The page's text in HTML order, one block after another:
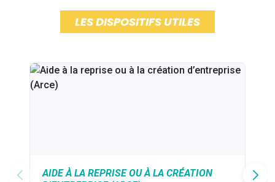
LES DISPOSITIFS UTILES
AIDE À LA REPRISE OU À LA CRÉATION